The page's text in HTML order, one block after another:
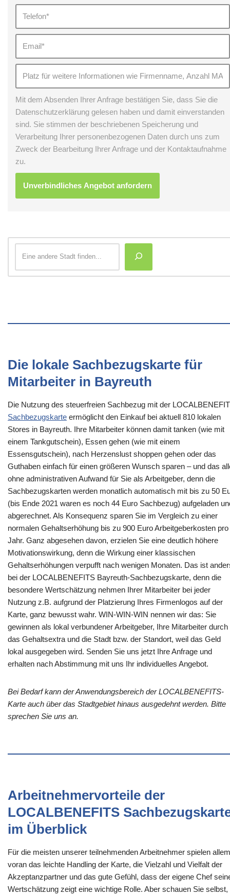
Mit dem Absenden Ihrer Anfrage bestätigen Sie, dass Sie die
Datenschutzerklärung gelesen haben und damit einverstanden
sind. Sie stimmen der beschriebenen Speicherung und
Verarbeitung Ihrer personenbezogenen Daten durch uns zum
Zweck der Bearbeitung Ihrer Anfrage und der Kontaktaufnahme
zu.
Die lokale Sachbezugskarte für
Mitarbeiter in Bayreuth
Die Nutzung des steuerfreien Sachbezug mit der
Sachbezugskarte ermöglicht den Einkauf bei aktuell 810 lokalen
Stores in Bayreuth. Ihre Mitarbeiter können damit tanken (wie mit
einem Tankgutschein), Essen gehen (wie mit einem
Essensgutschein), nach Herzenslust shoppen gehen oder das
Guthaben einfach für einen größeren Wunsch sparen – und das
ohne administrativen Aufwand für Sie als Arbeitgeber, denn die
Sachbezugskarten werden monatlich automatisch mit bis zu 50
(bis Ende 2021 waren es noch 44 Euro Sachbezug) aufgeladen
abgerechnet. Als Konsequenz sparen Sie im Vergleich zu einer
normalen Gehaltserhöhung bis zu 900 Euro Arbeitgeberkosten pro
Jahr. Ganz abgesehen davon, erzielen Sie eine deutlich höhere
Motivationswirkung, denn die Wirkung einer klassischen
Gehaltserhöhungen verpufft nach wenigen Monaten. Das ist
bei der LOCALBENEFITS Bayreuth-Sachbezugskarte, denn die
besondere Wertschätzung nehmen Ihrer Mitarbeiter bei jeder
Nutzung z.B. aufgrund der Platzierung Ihres Firmenlogos auf der
Karte, ganz bewusst wahr. WIN-WIN-WIN nennen wir das: Sie
gewinnen als lokal verbundener Arbeitgeber, Ihre Mitarbeiter durch
das Gehaltsextra und die Stadt bzw. der Standort, weil das Geld
lokal ausgegeben wird. Senden Sie uns jetzt Ihre Anfrage und
erhalten nach Abstimmung mit uns Ihr individuelles Angebot.
Bei Bedarf kann der Anwendungsbereich der LOCALBENEFITS-
Karte auch über das Stadtgebiet hinaus ausgedehnt werden. Bitte
sprechen Sie uns an.
Arbeitnehmervorteile der
LOCALBENEFITS
im Überblick
Für die meisten unserer teilnehmenden Arbeitnehmer spielen allem
voran das leichte Handling der Karte, die Vielzahl und Vielfalt der
Akzeptanzpartner und das gute Gefühl, dass der eigene Chef
Wertschätzung zeigt eine wichtige Rolle. Aber schauen Sie selbst,